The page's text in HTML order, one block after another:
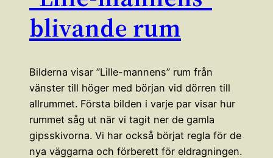
blivande rum
Bilderna visar ”Lille-mannens” rum från
vänster till höger med början vid dörren till
allrummet. Första bilden i varje par visar hur
rummet såg ut när vi tagit ner de gamla
gipsskivorna. Vi har också börjat regla för de
nya väggarna och förberett för eldragningen.